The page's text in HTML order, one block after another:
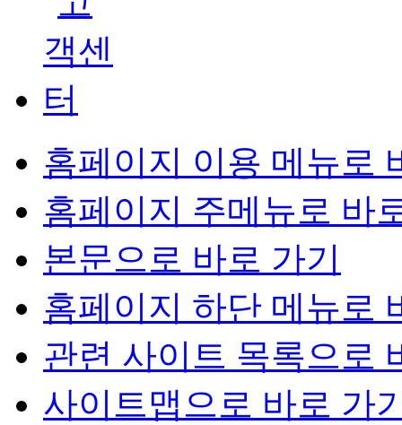
홈페이지 이용 메뉴로
홈페이지 주메뉴로 바
본문으로 바로 가기
홈페이지 하단 메뉴로
관련 사이트 목록으로
사이트맵으로 바로 가